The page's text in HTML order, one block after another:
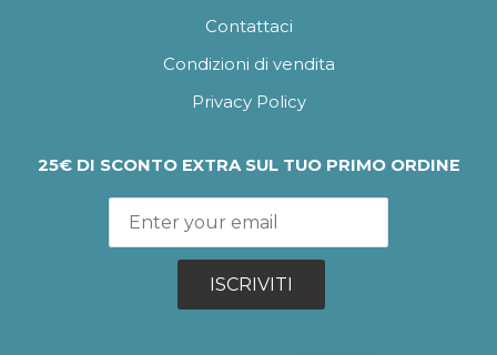
Contattaci
Condizioni di vendita
Privacy Policy
25€ DI SCONTO EXTRA SUL TUO PRIMO ORDINE
ISCRIVITI